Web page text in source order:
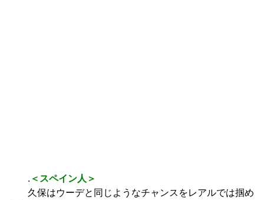
. ＜スペイン人＞
久保はウーデと同じようなチャンスをレアルでは掴め